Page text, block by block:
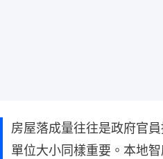
房屋落成量往往是政府官
單位大小同樣重要。本地